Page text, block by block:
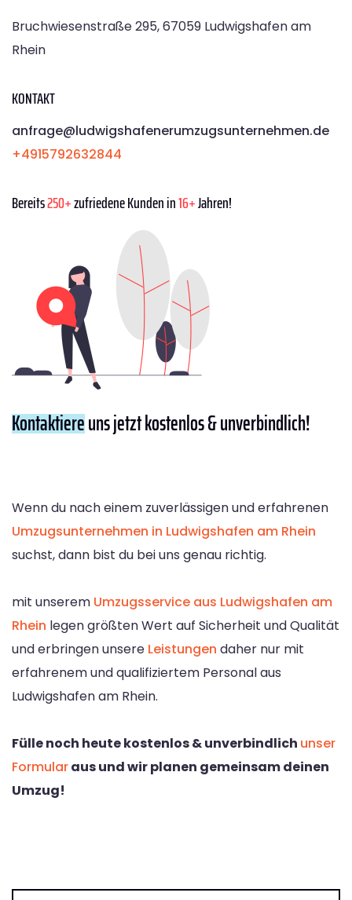
Bruchwiesenstraße 295, 67059 Ludwigshafen am
Rhein
KONTAKT
anfrage@ludwigshafenerumzugsunternehmen.de
+4915792632844
Bereits250+zufriedene Kunden in16+Jahren!
Kontaktiereuns jetzt kostenlos & unverbindlich!
Wenn du nach einem zuverlässigen und erfahrenen
Umzugsunternehmen in Ludwigshafen am Rhein
suchst, dann bist du bei uns genau richtig.
mit unserem Umzugsservice aus Ludwigshafen am
Rhein legen größten Wert auf Sicherheit und Qualität
und erbringen unsere Leistungen daher nur mit
erfahrenem und qualifiziertem Personal aus
Ludwigshafen am Rhein.
Fülle noch heute kostenlos & unverbindlich unser
Formularaus und wir planen gemeinsam deinen
Umzug!